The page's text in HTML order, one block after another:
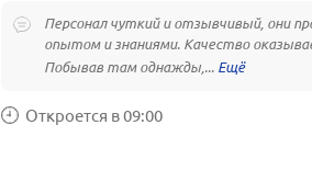
Персонал чуткий и отзывчивый, они
опытом и знаниями. Качество
Побывав там однажды,...
Откроется в 09:00